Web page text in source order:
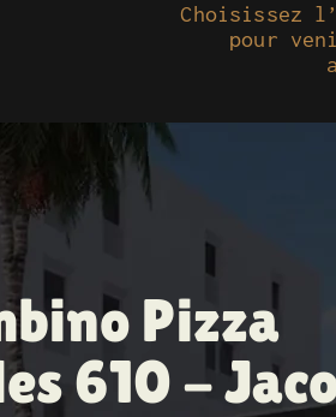
Choisissez
pour
Pizza
610 -